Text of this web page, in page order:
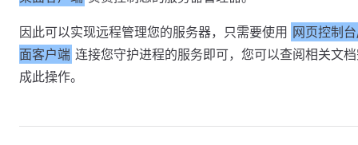
因此可以实现远程管理您的服务器，只需要使用 网页控制
面客户端 连接您守护进程的服务即可，您可以查阅相关文
成此操作。